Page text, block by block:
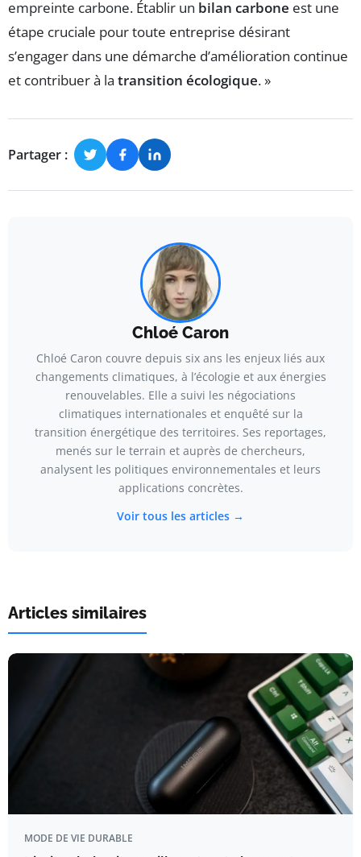
empreinte carbone. Établir un bilan carbone est une
étape cruciale pour toute entreprise désirant
s’engager dans une démarche d’amélioration continue
et contribuer à la transition écologique. »
Partager :
Chloé Caron
Chloé Caron couvre depuis six ans les enjeux liés aux
changements climatiques, à l’écologie et aux énergies
renouvelables. Elle a suivi les négociations
climatiques internationales et enquêté sur la
transition énergétique des territoires. Ses reportages,
menés sur le terrain et auprès de chercheurs,
analysent les politiques environnementales et leurs
applications concrètes.
Voir tous les articles →
Articles similaires
MODE DE VIE DURABLE